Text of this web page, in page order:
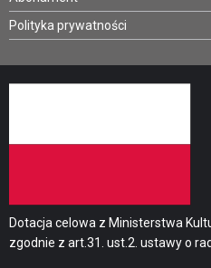
Polityka prywatności
Dotacja celowa z Ministerstwa
zgodnie z art.31. ust.2. ustawy o